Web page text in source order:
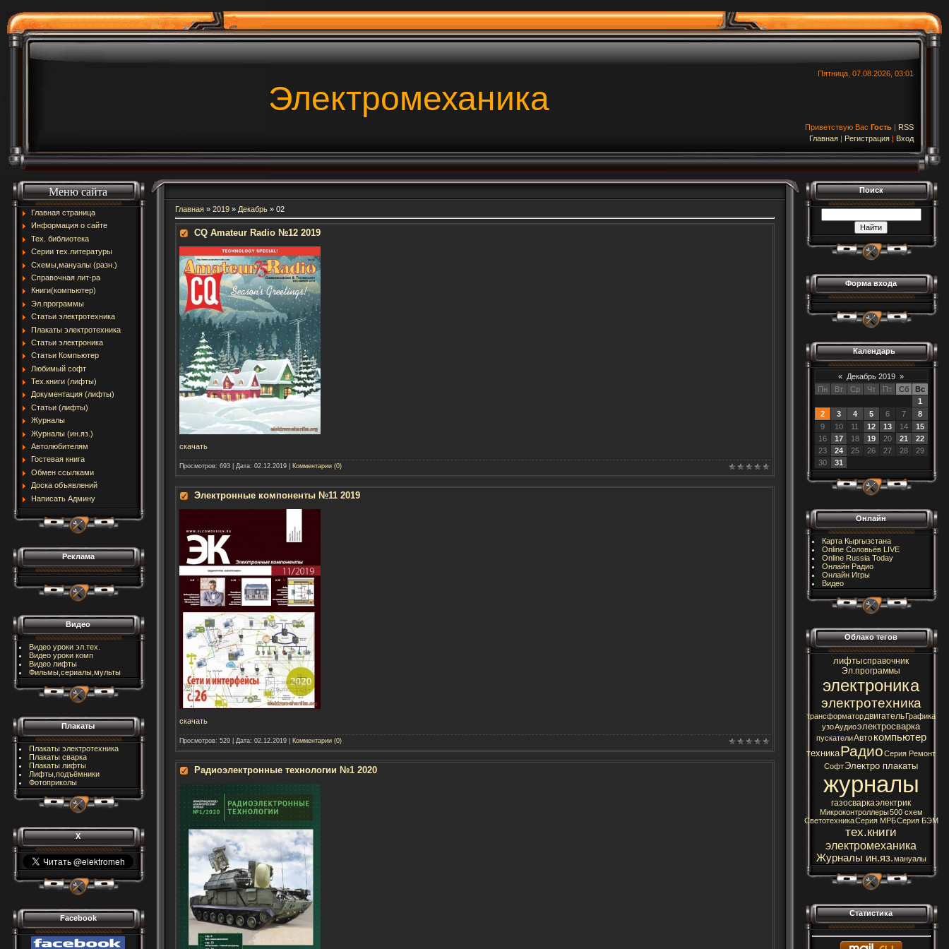
Пятница, 07.08.2026, 03:01
Электромеханика
Приветствую Вас Гость | RSS
Главная | Регистрация | Вход
Меню сайта
Главная страница
Информация о сайте
Тех. библиотека
Серии тех.литературы
Схемы,мануалы (разн.)
Справочная лит-ра
Книги(компьютер)
Эл.программы
Статьи электротехника
Плакаты электротехника
Статьи электроника
Статьи Компьютер
Любимый софт
Тех.книги (лифты)
Документация (лифты)
Статьи (лифты)
Журналы
Журналы (ин.яз.)
Автолюбителям
Гостевая книга
Обмен ссылками
Доска объявлений
Написать Админу
Реклама
Видео
Видео уроки эл.тех.
Видео уроки комп
Видео лифты
Фильмы,сериалы,мульты
Плакаты
Плакаты электротехника
Плакаты сварка
Плакаты лифты
Лифты,подъёмники
Фотоприколы
X
Facebook
Главная» 2019 » Декабрь » 02
CQ Amateur Radio №12 2019
скачать
Просмотров: 693| Дата: 02.12.2019 Комментарии (0)
Электронные компоненты №11 2019
скачать
Просмотров: 529| Дата: 02.12.2019 Комментарии (0)
Радиоэлектронные технологии №1 2020
Поиск
Форма входа
Календарь
« Декабрь 2019 »
Пн
Вт Ср Чт Пт Сб
Вс
1
2
3 4 5 6 7
8
9
10 11 12 13 14
15
16
17 18 19 20 21
22
23
24 25 26 27 28
29
30
31
Онлайн
Карта Кыргызстана
Online Соловьёв LIVE
Online Russia Today
Онлайн Радио
Онлайн Игры
Видео
Облако тегов
лифтысправочник
Эл.программы
электроника
электротехника
трансформатордвигательГрафика
узоАудиоэлектросварка
пускателиАвтокомпьютер
техникаРадиоСерия Ремонт
СофтЭлектро плакаты
журналы
газосваркаэлектрик
Микроконтроллеры500 схем
СветотехникаСерия МРБСерия БЭМ
тех.книги
электромеханика
Журналы ин.яз.мануалы
Статистика